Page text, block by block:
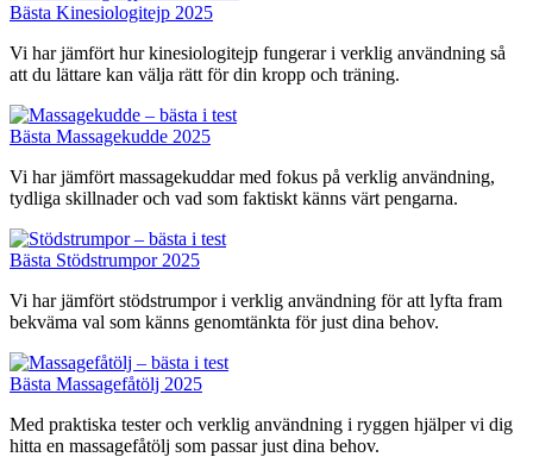
Bästa Kinesiologitejp 2025
Vi har jämfört hur kinesiologitejp fungerar i verklig användning så
att du lättare kan välja rätt för din kropp och träning.
Bästa Massagekudde 2025
Vi har jämfört massagekuddar med fokus på verklig användning,
tydliga skillnader och vad som faktiskt känns värt pengarna.
Bästa Stödstrumpor 2025
Vi har jämfört stödstrumpor i verklig användning för att lyfta fram
bekväma val som känns genomtänkta för just dina behov.
Bästa Massagefåtölj 2025
Med praktiska tester och verklig användning i ryggen hjälper vi dig
hitta en massagefåtölj som passar just dina behov.